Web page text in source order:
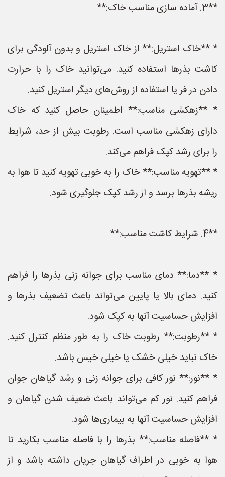
**3. آماده سازی مناسب خاک:**
* **خاک استریل:** از خاک استریل و بدون آلودگی برای
کاشت بذرها استفاده کنید. می‌توانید خاک را با حرارت
دادن در فر یا استفاده از روش‌های دیگر استریل کنید.
* **زهکشی مناسب:** اطمینان حاصل کنید که خاک
دارای زهکشی مناسب است. رطوبت بیش از حد، شرایط
را برای رشد کپک فراهم می‌کند.
* **تهویه مناسب:** خاک را به خوبی تهویه کنید تا هوا به
ریشه بذرها برسد و از رشد کپک جلوگیری شود.
**4. شرایط کاشت مناسب:**
* **دما:** دمای مناسب برای جوانه زنی بذرها را فراهم
کنید. دمای بالا یا پایین می‌تواند باعث تضعیف بذرها و
افزایش حساسیت آنها به کپک شود.
* **رطوبت:** رطوبت خاک را به طور منظم کنترل کنید.
خاک نباید خیلی خشک یا خیلی خیس باشد.
* **نور:** نور کافی برای جوانه زنی و رشد گیاهان جوان
فراهم کنید. نور کم می‌تواند باعث ضعیف شدن گیاهان و
افزایش حساسیت آنها به بیماری‌ها شود.
* **فاصله مناسب:** بذرها را با فاصله مناسب بکارید تا
هوا به خوبی در اطراف گیاهان جریان داشته باشد و از